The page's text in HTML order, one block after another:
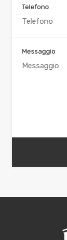
Telefono
Messaggio